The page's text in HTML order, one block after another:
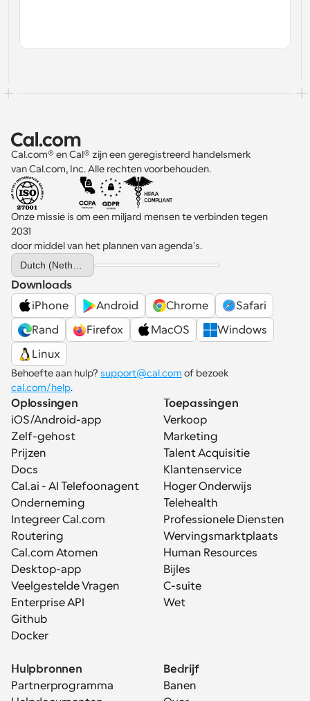
Cal.com® en Cal® zijn een geregistreerd handelsmerk
van Cal.com, Inc. Alle rechten voorbehouden.
Onze missie is om een miljard mensen te verbinden tegen
2031
door middel van het plannen van agenda's.
Select Language
Downloads
iPhone
Android Chrome
Safari
Rand
Firefox MacOS
Windows
Linux
Behoefte aan hulp? support@cal.com
cal.com/help.
Oplossingen
iOS/Android-app
Zelf-gehost
Prijzen
Docs
Cal.ai - AI Telefoonagent
Onderneming
Integreer Cal.com
Routering
Cal.com Atomen
Desktop-app
Veelgestelde Vragen
Enterprise API
Github
Docker
Toepassingen
Verkoop
Marketing
Talent Acquisitie
Klantenservice
Hoger Onderwijs
Telehealth
Professionele Diensten
Wervingsmarktplaats
Human Resources
Bijles
C-suite
Wet
Hulpbronnen
Partnerprogramma
Bedrijf
Banen